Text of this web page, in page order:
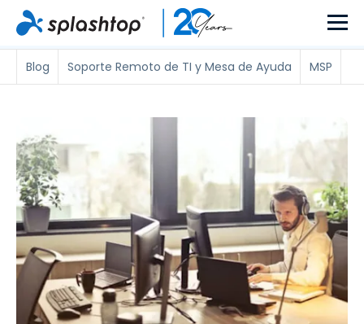
Blog Soporte Remoto de TI y Mesa de Ayuda MSP